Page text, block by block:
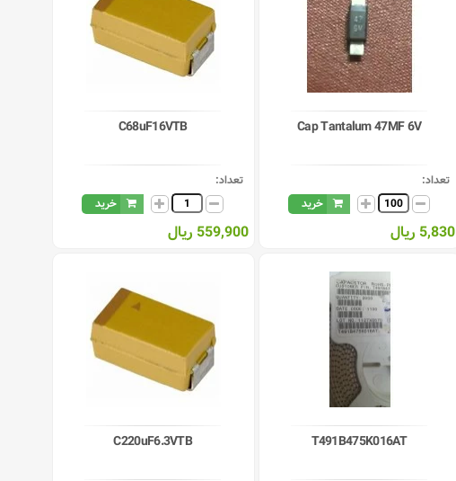
Cap Tantalum 47MF 6V
تعداد:
خرید
5,830 ریال
C68uF16VTB
تعداد:
خرید
559,900 ریال
T491B475K016AT
C220uF6.3VTB